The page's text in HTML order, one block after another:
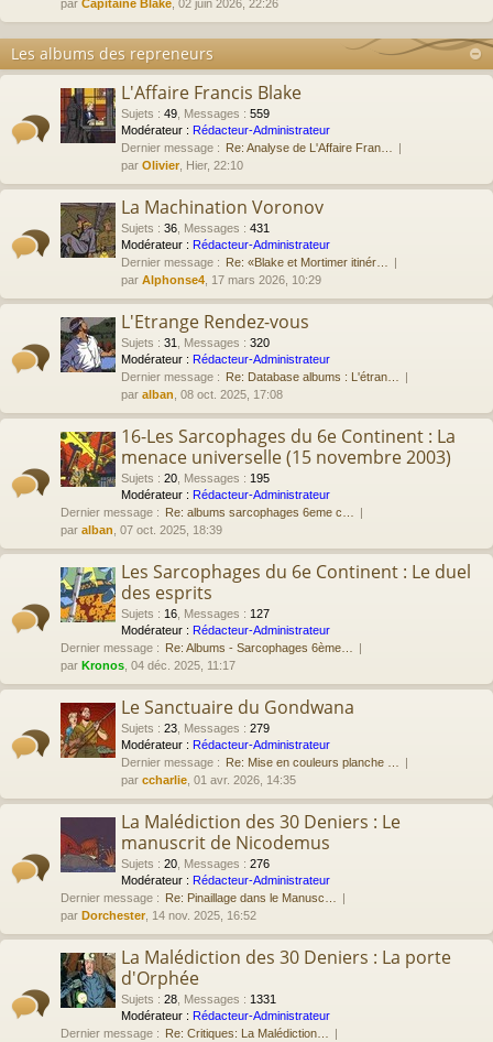
par Capitaine Blake , 02 juin 2026, 22:26
Les albums des repreneurs
L'Affaire Francis Blake
Sujets : 49 Messages : 559
Modérateur : Rédacteur-Administrateur
Dernier message : Re: Analyse de L'Affaire Fran…
par Olivier , Hier, 22:10
La Machination Voronov
Sujets : 36 Messages : 431
Modérateur : Rédacteur-Administrateur
Dernier message : Re: «Blake et Mortimer itinér…
par Alphonse4 , 17 mars 2026, 10:29
L'Etrange Rendez-vous
Sujets : 31 Messages : 320
Modérateur : Rédacteur-Administrateur
Dernier message : Re: Database albums : L'étran…
par alban , 08 oct. 2025, 17:08
16-Les Sarcophages du 6e Continent : La
menace universelle (15 novembre 2003)
Sujets : 20 Messages : 195
Modérateur : Rédacteur-Administrateur
Dernier message : Re: albums sarcophages 6eme c…
par alban , 07 oct. 2025, 18:39
Les Sarcophages du 6e Continent : Le duel
des esprits
Sujets : 16 Messages : 127
Modérateur : Rédacteur-Administrateur
Dernier message : Re: Albums - Sarcophages 6ème…
par Kronos , 04 déc. 2025, 11:17
Le Sanctuaire du Gondwana
Sujets : 23 Messages : 279
Modérateur : Rédacteur-Administrateur
Dernier message : Re: Mise en couleurs planche …
par ccharlie , 01 avr. 2026, 14:35
La Malédiction des 30 Deniers : Le
manuscrit de Nicodemus
Sujets : 20 Messages : 276
Modérateur : Rédacteur-Administrateur
Dernier message : Re: Pinaillage dans le Manusc…
par Dorchester , 14 nov. 2025, 16:52
La Malédiction des 30 Deniers : La porte
d'Orphée
Sujets : 28 Messages : 1331
Modérateur : Rédacteur-Administrateur
Dernier message : Re: Critiques: La Malédiction…